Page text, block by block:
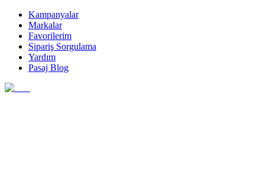
Kampanyalar
Markalar
Favorilerim
Sipariş Sorgulama
Yardım
Pasaj Blog